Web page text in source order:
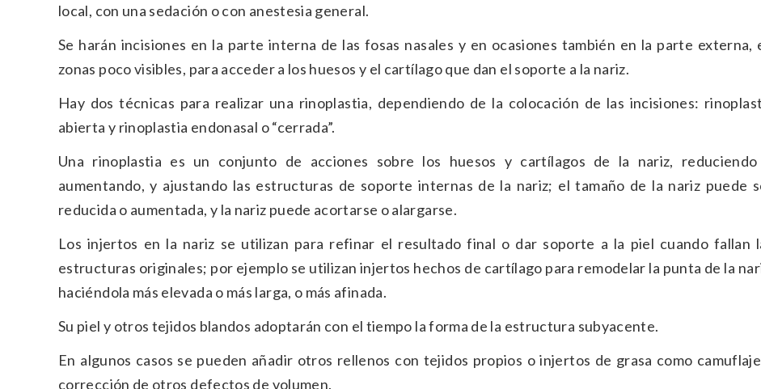
local, con una sedación o con anestesia general.
Se harán incisiones en la parte interna de las fosas nasales y en ocasiones también en la parte externa,
zonas poco visibles, para acceder a los huesos y el cartílago que dan el soporte a la nariz.
Hay dos técnicas para realizar una rinoplastia, dependiendo de la colocación de las incisiones:
abierta y rinoplastia endonasal o “cerrada”.
Una rinoplastia es un conjunto de acciones sobre los huesos y cartílagos de la nariz,
aumentando, y ajustando las estructuras de soporte internas de la nariz; el tamaño de la nariz puede
reducida o aumentada, y la nariz puede acortarse o alargarse.
Los injertos en la nariz se utilizan para refinar el resultado final o dar soporte a la piel cuando fallan
estructuras originales; por ejemplo se utilizan injertos hechos de cartílago para remodelar la punta de la
haciéndola más elevada o más larga, o más afinada.
Su piel y otros tejidos blandos adoptarán con el tiempo la forma de la estructura subyacente.
En algunos casos se pueden añadir otros rellenos con tejidos propios o injertos de grasa como
corrección de otros defectos de volumen.